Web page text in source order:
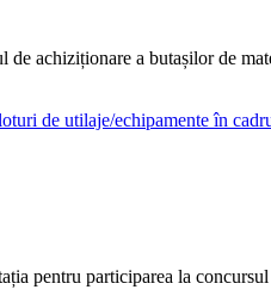
de achiziționare a butașilor de
pentru participarea la